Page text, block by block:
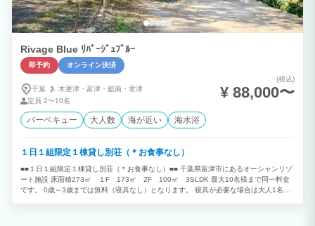
Rivage Blue ﾘﾊﾞｰｼﾞｭﾌﾞﾙｰ
即予約 オンライン決済
千葉 木更津・ 富津・ 鋸南・ 君津
定員 2〜10名
(税込)
¥ 88,000〜
バーベキュー 大人数 海が近い 海水浴
１日１組限定１棟貸し別荘（＊お食事なし）
■■１日１組限定１棟貸し別荘（＊お食事なし）■■ 千葉県富津市にあるオーシャンリゾ
ート施設 床面積273㎡ １F 173㎡ 2F 100㎡ 3SLDK 最大10名様まで同一料金
です。 0歳～3歳までは無料（寝具なし）となります。 寝具が必要な場合は大人1名と